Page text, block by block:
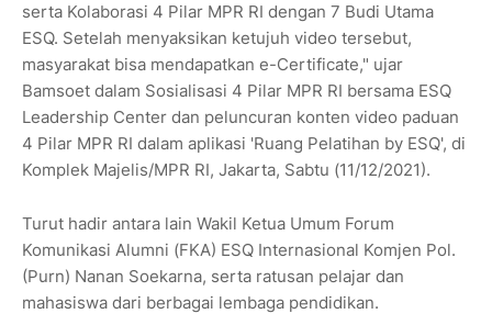
serta Kolaborasi 4 Pilar MPR RI dengan 7 Budi Utama
ESQ. Setelah menyaksikan ketujuh video tersebut,
masyarakat bisa mendapatkan e-Certificate," ujar
Bamsoet dalam Sosialisasi 4 Pilar MPR RI bersama ESQ
Leadership Center dan peluncuran konten video paduan
4 Pilar MPR RI dalam aplikasi 'Ruang Pelatihan by ESQ', di
Komplek Majelis/MPR RI, Jakarta, Sabtu (11/12/2021).
Turut hadir antara lain Wakil Ketua Umum Forum
Komunikasi Alumni (FKA) ESQ Internasional Komjen Pol.
(Purn) Nanan Soekarna, serta ratusan pelajar dan
mahasiswa dari berbagai lembaga pendidikan.